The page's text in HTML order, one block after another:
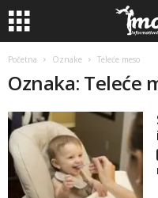
Početna Oznake Teleće meso
Oznaka: Teleće